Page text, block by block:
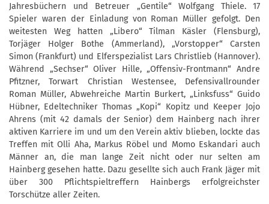
Jahresbüchern und Betreuer „Gentile“ Wolfgang Thiele. 17
Spieler waren der Einladung von Roman Müller gefolgt. Den
weitesten Weg hatten „Libero“ Tilman Käsler (Flensburg),
Torjäger Holger Bothe (Ammerland), „Vorstopper“ Carsten
Simon (Frankfurt) und Elferspezialist Lars Christlieb (Hannover).
Während „Sechser“ Oliver Hille, „Offensiv-Frontmann“ Andre
Pfitzner, Torwart Christian Westensee, Defensivallrounder
Roman Müller, Abwehreiche Martin Burkert, „Linksfuss“ Guido
Hübner, Edeltechniker Thomas „Kopi“ Kopitz und Keeper Jojo
Ahrens (mit 42 damals der Senior) dem Hainberg nach ihrer
aktiven Karriere im und um den Verein aktiv blieben, lockte das
Treffen mit Olli Aha, Markus Röbel und Momo Eskandari auch
Männer an, die man lange Zeit nicht oder nur selten am
Hainberg gesehen hatte. Dazu gesellte sich auch Frank Jäger mit
über 300 Pflichtspieltreffern Hainbergs erfolgreichster
Torschütze aller Zeiten.